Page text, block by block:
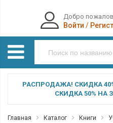
Добро
Войти /
РАСПРОДАЖА! СКИДКА
СКИДКА 50% НА
Главная Каталог Книги